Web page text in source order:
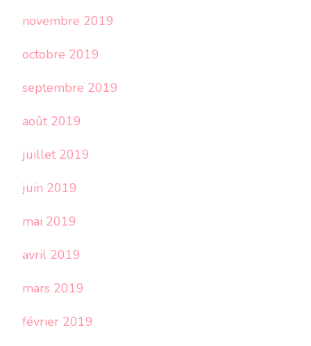
novembre 2019
octobre 2019
septembre 2019
août 2019
juillet 2019
juin 2019
mai 2019
avril 2019
mars 2019
février 2019